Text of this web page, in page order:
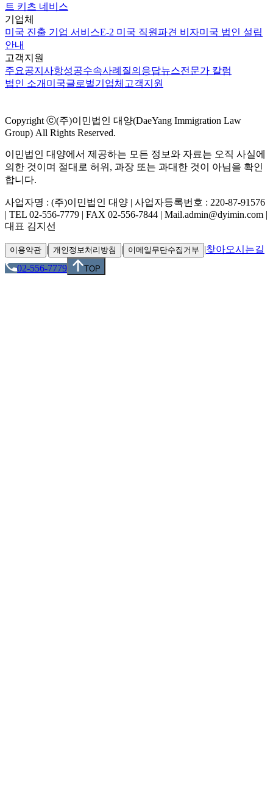
트 키츠 네비스
기업체
미국 진출 기업 서비스E-2 미국 직원파견 비자미국 법인 설립
안내
고객지원
주요공지사항성공수속사례 질의응답뉴스전문가 칼럼
법인 소개 미국글로벌기업체 고객지원
Copyright ⓒ(주)이민법인 대양(DaeYang Immigration Law
Group) All Rights Reserved.
이민법인 대양에서 제공하는 모든 정보와 자료는 오직 사실에
의한 것이며 절대로 허위, 과장 또는 과대한 것이 아님을 확인
합니다.
사업자명 : (주)이민법인 대양 | 사업자등록번호 : 220-87-91576
| TEL 02-556-7779 | FAX 02-556-7844 | Mail.admin@dyimin.com |
대표 김지선
이용약관 | 개인정보처리방침 | 이메일무단수집거부 |찾아오시는길
02-556-7779
TOP